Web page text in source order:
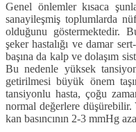
Genel ön­lemler kısaca
sanayi­leşmiş toplumlarda
olduğunu göster­mektedir.
şeker hastalığı ve damar
başına da kalp ve dolaşım
Bu ne­denle yüksek
getirilmesi büyük önem
tansiyonlu hasta, çoğu
nor­mal değerlere
kan basıncı­nın 2-3 mmHg